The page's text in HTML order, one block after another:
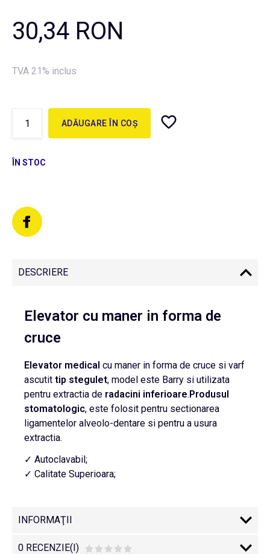
30,34 RON
TVA 21% inclus
ADĂUGARE ÎN COȘ
ÎN STOC
DESCRIERE
Elevator cu maner in forma de
cruce
Elevator medical cu maner in forma de cruce si varf
ascutit tip stegulet, model este Barry si utilizata
pentru extractia de radacini inferioare.Produsul
stomatologic, este folosit pentru sectionarea
ligamentelor alveolo-dentare si pentru a usura
extractia.
✓ Autoclavabil;
✓ Calitate Superioara;
INFORMAŢII
0 RECENZIE(I)